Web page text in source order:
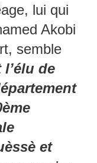
lui qui
Akobi
semble
l’élu de
et